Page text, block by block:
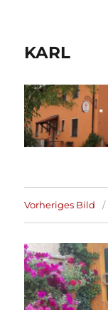
KARL
Vorheriges Bild